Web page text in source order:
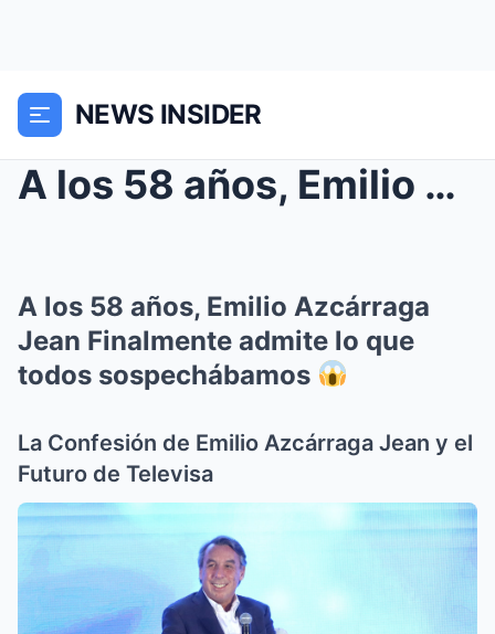
NEWS INSIDER
A los 58 años, Emilio Azcárraga Jean Finalmente ad...
A los 58 años, Emilio Azcárraga
Jean Finalmente admite lo que
todos sospechábamos
La Confesión de Emilio Azcárraga Jean y el
Futuro de Televisa